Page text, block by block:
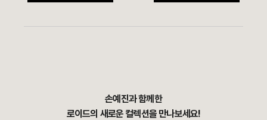
손예진과 함께한
로이드의 새로운 컬렉션을 만나보세요!